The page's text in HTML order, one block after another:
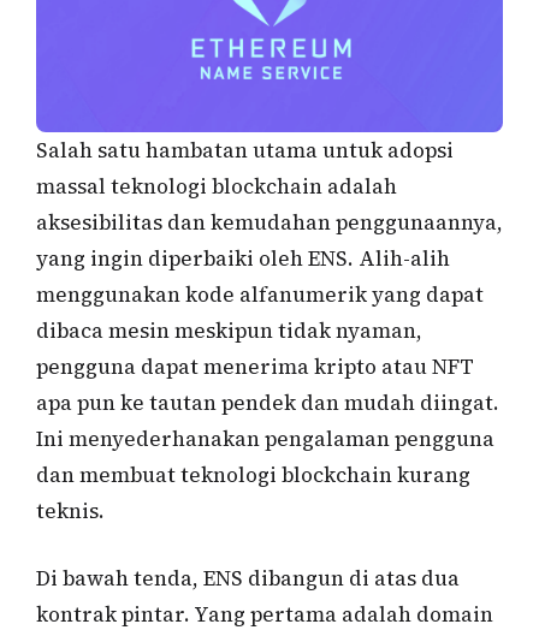
Salah satu hambatan utama untuk adopsi
massal teknologi blockchain adalah
aksesibilitas dan kemudahan penggunaannya,
yang ingin diperbaiki oleh ENS. Alih-alih
menggunakan kode alfanumerik yang dapat
dibaca mesin meskipun tidak nyaman,
pengguna dapat menerima kripto atau NFT
apa pun ke tautan pendek dan mudah diingat.
Ini menyederhanakan pengalaman pengguna
dan membuat teknologi blockchain kurang
teknis.
Di bawah tenda, ENS dibangun di atas dua
kontrak pintar. Yang pertama adalah domain